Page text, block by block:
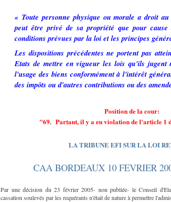
« Toute personne physique ou morale a droit
peut être privé de sa propriété que pour
conditions prévues par la loi et les principes
Les dispositions précédentes ne portent pas
Etats de mettre en vigueur les lois qu'ils jugent
l'usage des biens conformément à l'intérêt
des impôts ou d'autres contributions ou des
Position de la cour:
"69. Partant, il y a eu violation de l'article 1
LA TRIBUNE EFI SUR LA LOI
CAA BORDEAUX 10 FEVRIER
Par une décision du 23 février 2005- non publiée- le Conseil
cassation soulevés par les requérants n'était de nature à permettre